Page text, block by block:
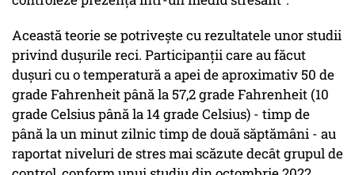
Această teorie se potrivește cu rezultatele unor studii
privind dușurile reci. Participanții care au făcut
dușuri cu o temperatură a apei de aproximativ 50 de
grade Fahrenheit până la 57,2 grade Fahrenheit (10
grade Celsius până la 14 grade Celsius) - timp de
până la un minut zilnic timp de două săptămâni - au
raportat niveluri de stres mai scăzute decât grupul de